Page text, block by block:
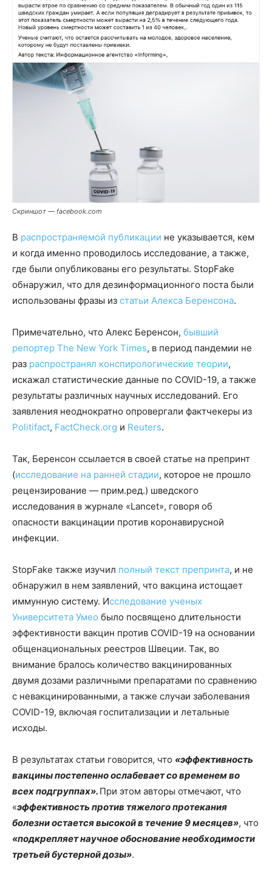
Скриншот — facebook.com
В распространяемой публикации не указывается, кем
и когда именно проводилось исследование, а также,
где были опубликованы его результаты. StopFake
обнаружил, что для дезинформационного поста были
использованы фразы из статьи Алекса Беренсона.
Примечательно, что Алекс Беренсон, бывший
репортер The New York Times, в период пандемии не
раз распространял конспирологические теории,
искажал статистические данные по COVID-19, а также
результаты различных научных исследований. Его
заявления неоднократно опровергали фактчекеры из
Politifact, FactCheck.org и Reuters.
Так, Беренсон ссылается в своей статье на препринт
(исследование на ранней стадии, которое не прошло
рецензирование — прим.ред.) шведского
исследования в журнале «Lancet», говоря об
опасности вакцинации против коронавирусной
инфекции.
StopFake также изучил полный текст препринта, и не
обнаружил в нем заявлений, что вакцина истощает
иммунную систему. Исследование ученых
Университета Умео было посвящено длительности
эффективности вакцин против COVID-19 на основании
общенациональных реестров Швеции. Так, во
внимание бралось количество вакцинированных
двумя дозами различными препаратами по сравнению
с невакцинированными, а также случаи заболевания
COVID-19, включая госпитализации и летальные
исходы.
В результатах статьи говорится, что «эффективность
вакцины постепенно ослабевает со временем во
всех подгруппах». При этом авторы отмечают, что
«эффективность против тяжелого протекания
болезни остается высокой в течение 9 месяцев», что
«подкрепляет научное обоснование необходимости
третьей бустерной дозы».